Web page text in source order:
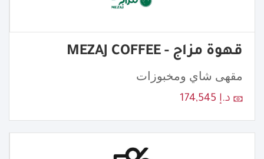
قهوة مزاج - MEZAJ COFFEE
مقهى شاي ومخبوزات
د.إ 174,545